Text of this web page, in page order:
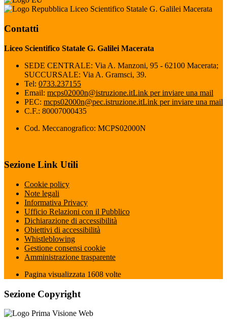
Liceo Scientifico Statale G. Galilei Macerata
Contatti
Liceo Scientifico Statale G. Galilei Macerata
SEDE CENTRALE: Via A. Manzoni, 95 - 62100 Macerata;
SUCCURSALE: Via A. Gramsci, 39.
Tel: 0733.237155
Email: mcps02000n@istruzione.itLink per inviare una mail
PEC: mcps02000n@pec.istruzione.itLink per inviare una mail
C.F.: 80007000435
Cod. Meccanografico: MCPS02000N
Sezione Link Utili
Cookie policy
Note legali
Informativa Privacy
Ufficio Relazioni con il Pubblico
Dichiarazione di accessibilità
Obiettivi di accessibilità
Whistleblowing
Gestione consensi cookie
Amministrazione trasparente
Pagina visualizzata 1608 volte
Sezione Copyright